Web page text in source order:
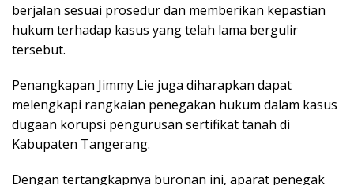
berjalan sesuai prosedur dan memberikan kepastian
hukum terhadap kasus yang telah lama bergulir
tersebut.
Penangkapan Jimmy Lie juga diharapkan dapat
melengkapi rangkaian penegakan hukum dalam kasus
dugaan korupsi pengurusan sertifikat tanah di
Kabupaten Tangerang.
Dengan tertangkapnya buronan ini, aparat penegak